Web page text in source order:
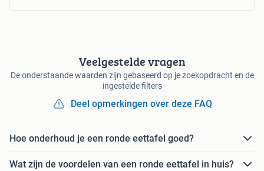
Veelgestelde vragen
De onderstaande waarden zijn gebaseerd op je zoekopdracht en de
ingestelde filters
Deel opmerkingen over deze FAQ
Hoe onderhoud je een ronde eettafel goed?
Wat zijn de voordelen van een ronde eettafel in huis?